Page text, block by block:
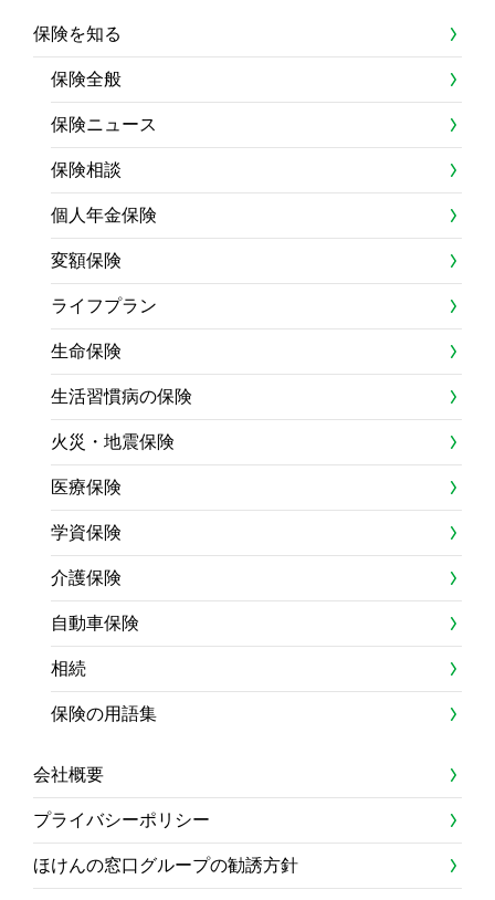
保険を知る
保険全般
保険ニュース
保険相談
個人年金保険
変額保険
ライフプラン
生命保険
生活習慣病の保険
火災・地震保険
医療保険
学資保険
介護保険
自動車保険
相続
保険の用語集
会社概要
プライバシーポリシー
ほけんの窓口グループの勧誘方針